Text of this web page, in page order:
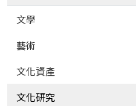
文學
藝術
文化資產
文化研究